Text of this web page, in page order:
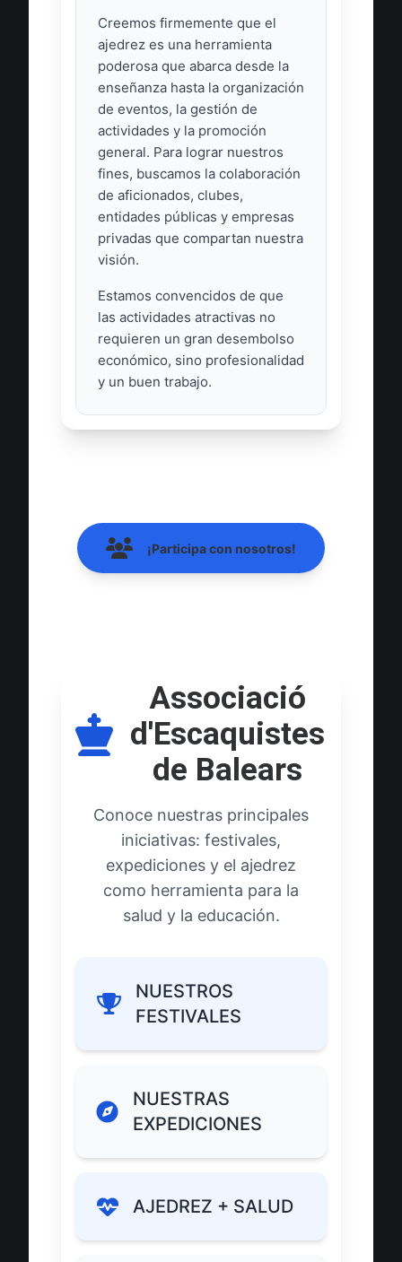
Creemos firmemente que el
ajedrez es una herramienta
poderosa que abarca desde la
enseñanza hasta la organización
de eventos, la gestión de
actividades y la promoción
general. Para lograr nuestros
fines, buscamos la colaboración
de aficionados, clubes,
entidades públicas y empresas
privadas que compartan nuestra
visión.
Estamos convencidos de que
las actividades atractivas no
requieren un gran desembolso
económico, sino profesionalidad
y un buen trabajo.
¡Participa con nosotros!
Associació
d'Escaquistes
de Balears
Conoce nuestras principales
iniciativas: festivales,
expediciones y el ajedrez
como herramienta para la
salud y la educación.
NUESTROS
FESTIVALES
NUESTRAS
EXPEDICIONES
AJEDREZ + SALUD